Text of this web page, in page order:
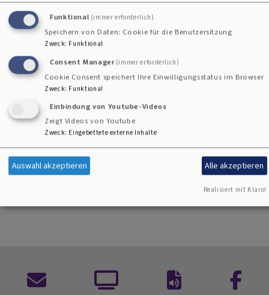
Text der Morgenfeier auch hier abrufbar Sonntagsblatt
https://www.sonntagsblatt.de/morgenfeier
Guarani-Reservoir Stimme Paradies
Einflussnahme
Geldströme
Überraschung
Ökonomie
Dinosaurier
KontaktformularARD
Auf
Funktional (immer erforderlich)
Speichern von Daten: Cookie für die Benutzersitzung
Zweck: Funktional
Consent Manager (immer erforderlich)
Cookie Consent speichert Ihre Einwilligungsstatus im Browser
Zweck: Funktional
Einbindung von Youtube-Videos
Zeigt Videos von Youtube
Zweck: Eingebettete externe Inhalte
Auswahl akzeptieren Alle akzeptieren
Realisiert mit Klaro!